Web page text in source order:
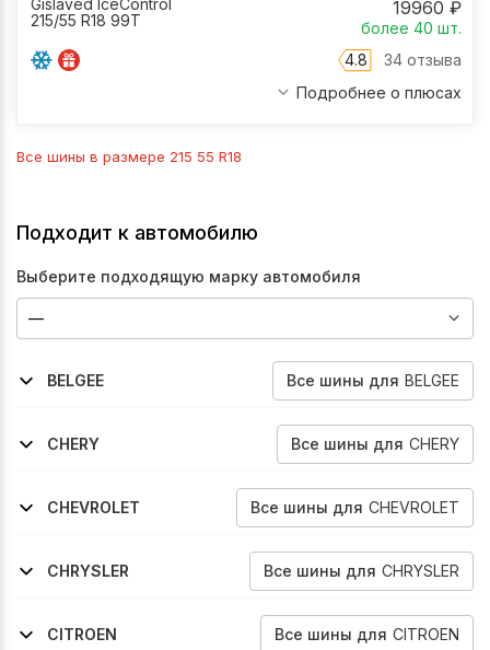
215/55 R18 99T
19960 ₽
более 40 шт.
4.8
34 отзыва
Подробнее о плюсах
Все шины в размере 215 55 R18
Подходит к автомобилю
Выберите подходящую марку автомобиля
BELGEE Все шины для BELGEE
2023-2026
2026-2026
CHERY
Все шины для CHERY
2019-2023
2022-2026
2024-2026
CHEVROLET
Все шины для CHEVROLET
2014-2016
2013-2023
CHRYSLER
Все шины для CHRYSLER
2007-2010
CITROEN
Все шины для CITROEN